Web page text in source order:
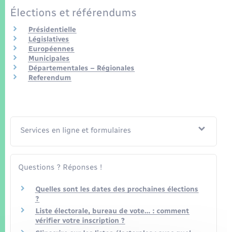
Élections et référendums
Présidentielle
Législatives
Européennes
Municipales
Départementales – Régionales
Referendum
Services en ligne et formulaires
Questions ? Réponses !
Quelles sont les dates des prochaines élections
?
Liste électorale, bureau de vote… : comment
vérifier votre inscription ?